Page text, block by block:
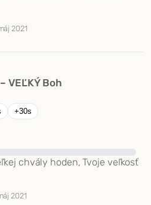
2021
VEĽKÝ Boh
+30s
chvály hoden, Tvoje veľkosť
2021